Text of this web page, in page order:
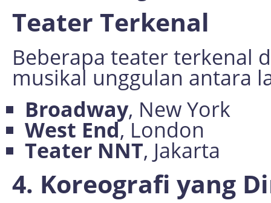
Teater Terkenal
Beberapa teater terkenal
musikal unggulan antara
Broadway, New York
West End, London
Teater NNT, Jakarta
4. Koreografi yang